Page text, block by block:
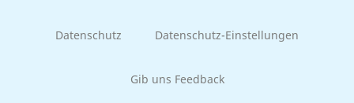
Datenschutz Datenschutz-Einstellungen
Gib uns Feedback